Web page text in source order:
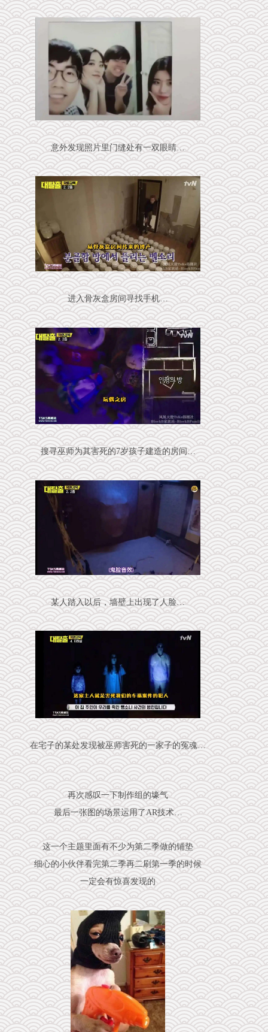
意外发现照片里门缝处有一双眼睛…
进入骨灰盒房间寻找手机…
搜寻巫师为其害死的7岁孩子建造的房间…
某人踏入以后，墙壁上出现了人脸…
在宅子的某处发现被巫师害死的一家子的冤魂…
再次感叹一下制作组的壕气
最后一张图的场景运用了AR技术…
这一个主题里面有不少为第二季做的铺垫
细心的小伙伴看完第二季再二刷第一季的时候
一定会有惊喜发现的